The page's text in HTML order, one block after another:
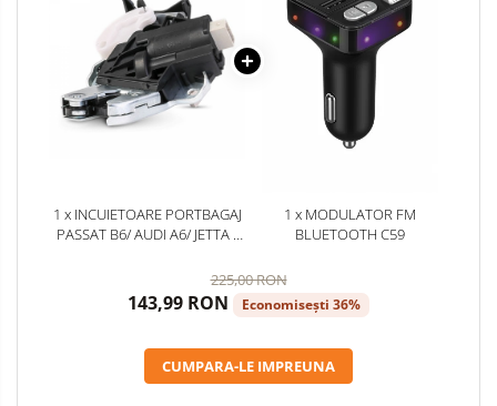
1 x INCUIETOARE PORTBAGAJ
PASSAT B6/ AUDI A6/ JETTA -
1 x MODULATOR FM
BLUETOOTH C59
225,00 RON
143,99 RON Economisești 36%
CUMPARA-LE IMPREUNA